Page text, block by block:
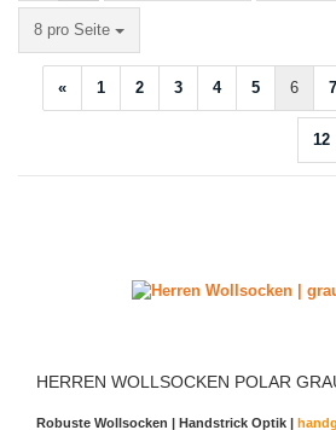
8 pro Seite
pro Seite
« 1 2 3 4 5 6 7
12
HERREN WOLLSOCKEN POLAR
Robuste Wollsocken | Handstrick Optik |